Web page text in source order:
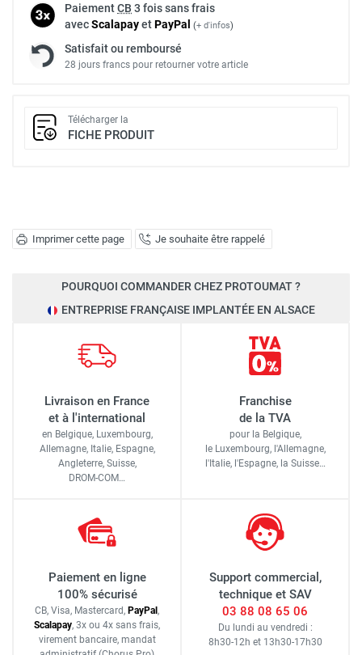
Imprimer cette page Je souhaite être rappelé
PaiementCB 3 fois sans frais
avecScalapayetPayPal (+ d'infos)
Satisfait ou remboursé
28 jours francs pour retourner votre article
Télécharger la
FICHE PRODUIT
POURQUOI COMMANDER CHEZ PROTOUMAT ?
ENTREPRISE FRANÇAISE IMPLANTÉE EN ALSACE
Livraison en France
et à l'international
en Belgique, Luxembourg,
Allemagne, Italie, Espagne,
Angleterre, Suisse,
DROM-COM…
Franchise
de la TVA
pour la Belgique,
le Luxembourg, l'Allemagne,
l'Italie, l'Espagne, la Suisse…
Paiement en ligne
100% sécurisé
CB, Visa, Mastercard, PayPal ,
Scalapay, 3x ou 4x sans frais,
virement bancaire, mandat
Support commercial,
technique et SAV
03 88 08 65 06
Du lundi au vendredi :
8h30-12h et 13h30-17h30